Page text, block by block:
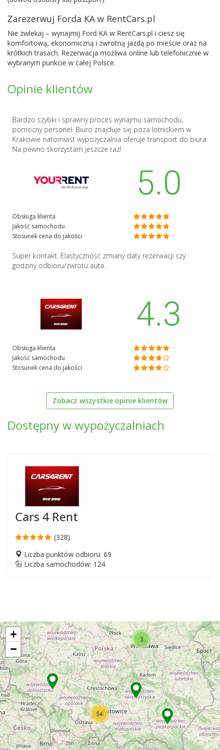
Zarezerwuj Forda KA w RentCars.pl
Nie zwlekaj – wynajmij Ford KA w RentCars.pl i ciesz się
komfortową, ekonomiczną i zwrotną jazdą po mieście oraz na
krótkich trasach. Rezerwacja możliwa online lub telefonicznie w
wybranym punkcie w całej Polsce.
Opinie klientów
Bardzo szybki i sprawny proces wynajmu samochodu,
pomocny personel. Biuro znajduje się poza lotniskiem w
Krakowie natomiast wypożyczalnia oferuje transport do biura.
Na pewno skorzystam jeszcze raz!
5.0
Obsługa klienta
Jakość samochodu
Stosunek cena do jakości
Super kontakt. Elastyczność zmiany daty rezerwacji czy
godziny odbioru/zwrotu auta.
4.3
Obsługa klienta
Jakość samochodu
Stosunek cena do jakości
Zobacz wszystkie opinie klientów
Dostępny w wypożyczalniach
Cars 4 Rent
(328)
Liczba punktów odbioru: 69
Liczba samochodów: 124
3
54
+
−